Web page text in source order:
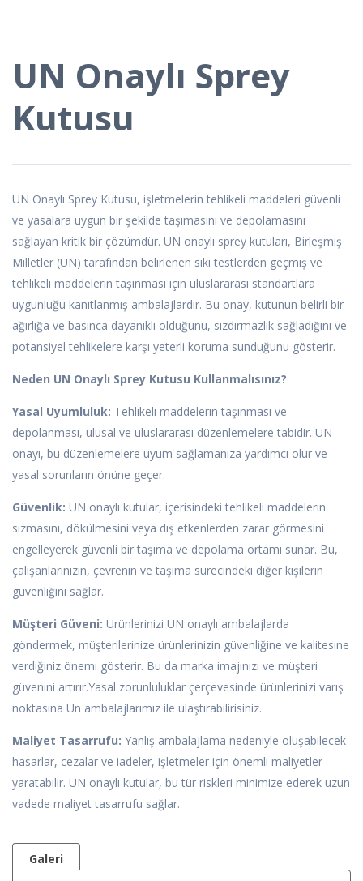
UN Onaylı Sprey
Kutusu
UN Onaylı Sprey Kutusu, işletmelerin tehlikeli maddeleri güvenli
ve yasalara uygun bir şekilde taşımasını ve depolamasını
sağlayan kritik bir çözümdür. UN onaylı sprey kutuları, Birleşmiş
Milletler (UN) tarafından belirlenen sıkı testlerden geçmiş ve
tehlikeli maddelerin taşınması için uluslararası standartlara
uygunluğu kanıtlanmış ambalajlardır. Bu onay, kutunun belirli bir
ağırlığa ve basınca dayanıklı olduğunu, sızdırmazlık sağladığını ve
potansiyel tehlikelere karşı yeterli koruma sunduğunu gösterir.
Neden UN Onaylı Sprey Kutusu Kullanmalısınız?
Yasal Uyumluluk: Tehlikeli maddelerin taşınması ve
depolanması, ulusal ve uluslararası düzenlemelere tabidir. UN
onayı, bu düzenlemelere uyum sağlamanıza yardımcı olur ve
yasal sorunların önüne geçer.
Güvenlik: UN onaylı kutular, içerisindeki tehlikeli maddelerin
sızmasını, dökülmesini veya dış etkenlerden zarar görmesini
engelleyerek güvenli bir taşıma ve depolama ortamı sunar. Bu,
çalışanlarınızın, çevrenin ve taşıma sürecindeki diğer kişilerin
güvenliğini sağlar.
Müşteri Güveni: Ürünlerinizi UN onaylı ambalajlarda
göndermek, müşterilerinize ürünlerinizin güvenliğine ve kalitesine
verdiğiniz önemi gösterir. Bu da marka imajınızı ve müşteri
güvenini artırır.Yasal zorunluluklar çerçevesinde ürünlerinizi varış
noktasına Un ambalajlarımız ile ulaştırabilirisiniz.
Maliyet Tasarrufu: Yanlış ambalajlama nedeniyle oluşabilecek
hasarlar, cezalar ve iadeler, işletmeler için önemli maliyetler
yaratabilir. UN onaylı kutular, bu tür riskleri minimize ederek uzun
vadede maliyet tasarrufu sağlar.
Galeri